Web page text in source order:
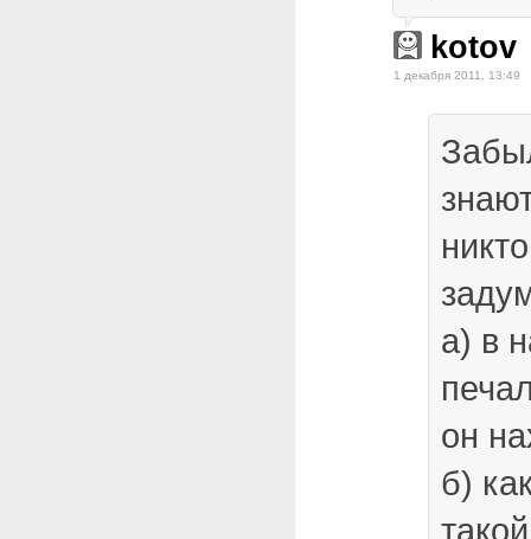
kotov
1 декабря 2011, 13:49
а) в
он
б)